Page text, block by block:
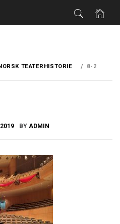
TEATERHISTORIE 8-2
BY ADMIN